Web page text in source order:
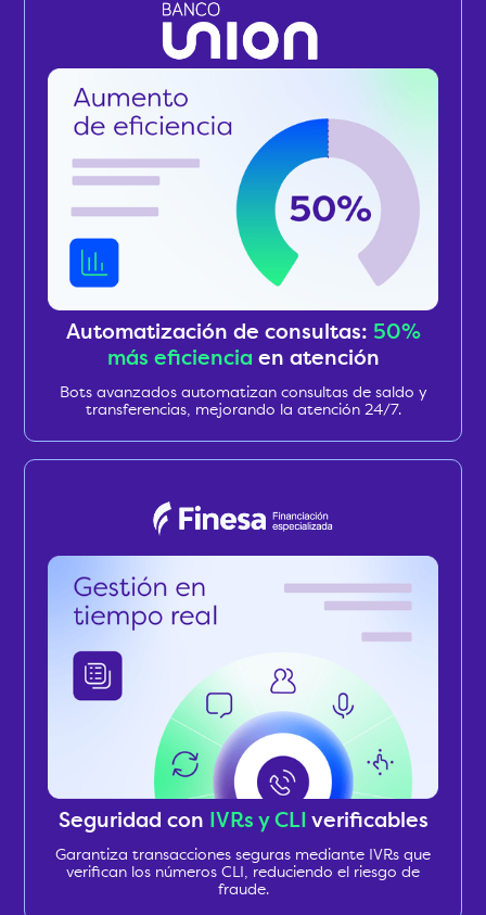
Automatización de consultas: 50%
más eficiencia en atención
Bots avanzados automatizan consultas de saldo y
transferencias, mejorando la atención 24/7.
Seguridad con IVRs y CLI verificables
Garantiza transacciones seguras mediante IVRs que
verifican los números CLI, reduciendo el riesgo de
fraude.